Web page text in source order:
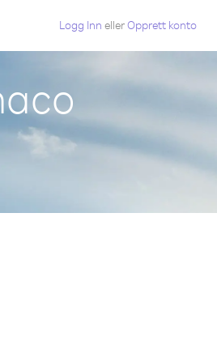
Logg Inn ellerOpprett konto